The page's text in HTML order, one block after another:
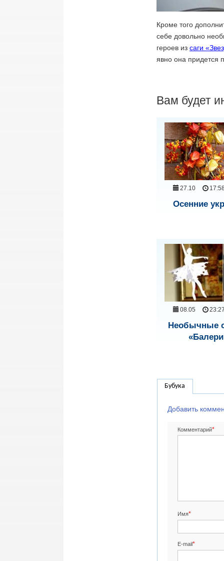
Кроме того
себе довольно
героев из саги
явно она придется
Вам будет
27.10
Осенние
08.05
Необычные
Бубука
Добавить
Комментарий*
Имя*
E-mail*